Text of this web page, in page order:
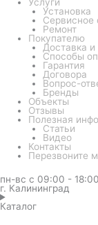
Установка
Сервисное
Ремонт
Покупателю
Доставка
Способы
Гарантия
Договора
Вопрос-
Бренды
Объекты
Отзывы
Полезная
Статьи
Видео
Контакты
Перезвоните
пн-вс с 09:00 - 18:00
г. Калининград
Каталог